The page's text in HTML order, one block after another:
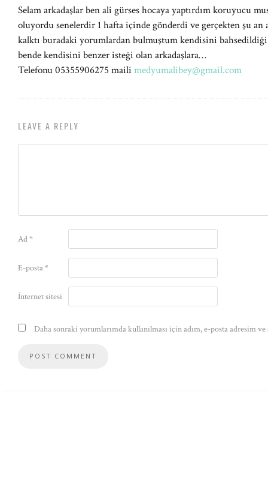
Selam arkadaşlar ben ali gürses hocaya yaptırdım koruyucu
oluyordu senelerdir 1 hafta içinde gönderdi ve gerçekten şu an
kalktı buradaki yorumlardan bulmuştum kendisini
bende kendisini benzer isteği olan arkadaşlara…
Telefonu 05355906275 maili medyumalibey@gmail.com
LEAVE A REPLY
Ad*
E-posta*
İnternet sitesi
Daha sonraki yorumlarımda kullanılması için adım, e-posta adresim